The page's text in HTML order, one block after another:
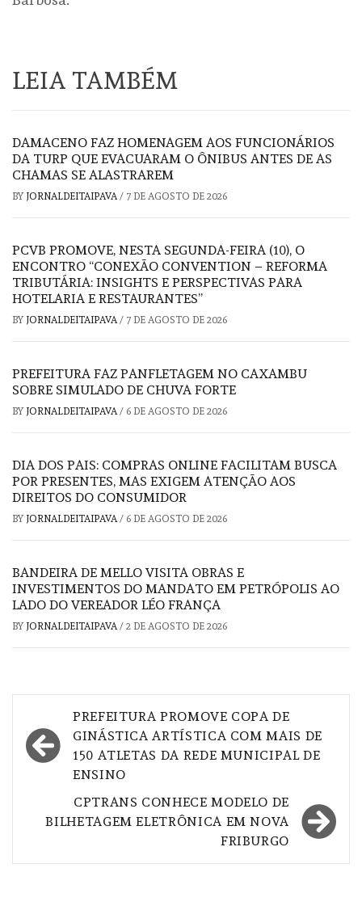
LEIA TAMBÉM
DAMACENO FAZ HOMENAGEM AOS FUNCIONÁRIOS
DA TURP QUE EVACUARAM O ÔNIBUS ANTES DE AS
CHAMAS SE ALASTRAREM
BY JORNALDEITAIPAVA/ 7 DE AGOSTO DE 2026
PCVB PROMOVE, NESTA SEGUNDA-FEIRA (10), O
ENCONTRO “CONEXÃO CONVENTION – REFORMA
TRIBUTÁRIA: INSIGHTS E PERSPECTIVAS PARA
HOTELARIA E RESTAURANTES”
BY JORNALDEITAIPAVA/ 7 DE AGOSTO DE 2026
PREFEITURA FAZ PANFLETAGEM NO CAXAMBU
SOBRE SIMULADO DE CHUVA FORTE
BY JORNALDEITAIPAVA/ 6 DE AGOSTO DE 2026
DIA DOS PAIS: COMPRAS ONLINE FACILITAM BUSCA
POR PRESENTES, MAS EXIGEM ATENÇÃO AOS
DIREITOS DO CONSUMIDOR
BY JORNALDEITAIPAVA/ 6 DE AGOSTO DE 2026
BANDEIRA DE MELLO VISITA OBRAS E
INVESTIMENTOS DO MANDATO EM PETRÓPOLIS AO
LADO DO VEREADOR LÉO FRANÇA
BY JORNALDEITAIPAVA/ 2 DE AGOSTO DE 2026
Navegação
de
Post
PREFEITURA PROMOVE COPA DE
GINÁSTICA ARTÍSTICA COM MAIS DE
150 ATLETAS DA REDE MUNICIPAL DE
ENSINO
CPTRANS CONHECE MODELO DE
BILHETAGEM ELETRÔNICA EM NOVA
FRIBURGO